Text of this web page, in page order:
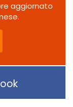
aggiornato